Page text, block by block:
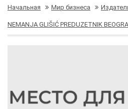
Начальная Мир бизнеса
NEMANJA GLIŠIĆ PREDUZETNIK